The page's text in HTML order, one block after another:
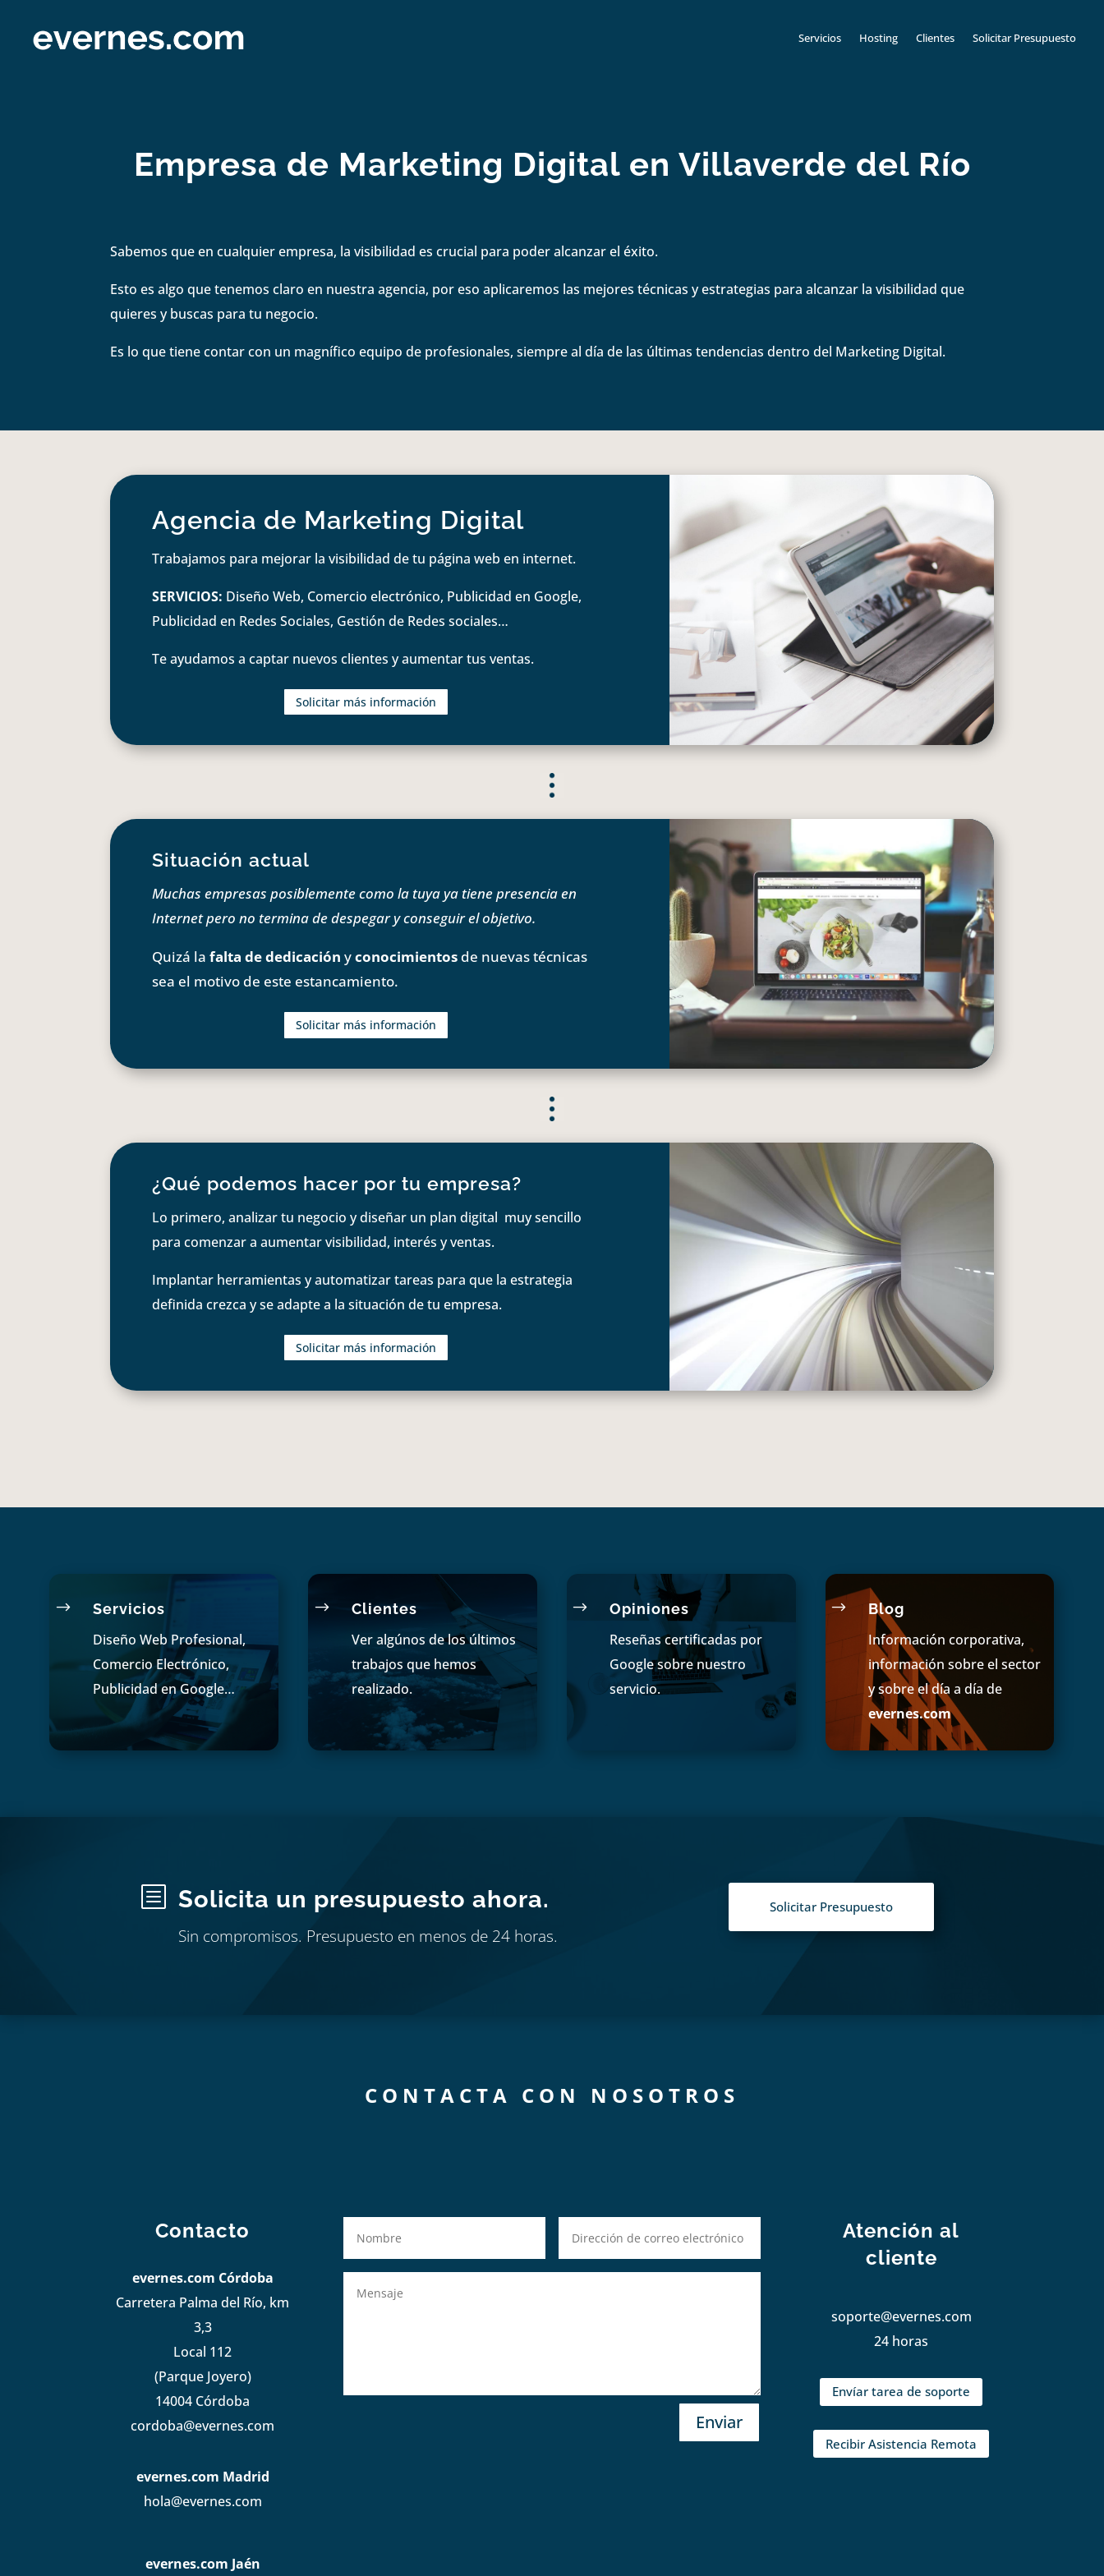
Servicios Hosting Clientes Solicitar Presupuesto
Empresa de Marketing Digital en Villaverde del Río
Sabemos que en cualquier empresa, la visibilidad es crucial para poder alcanzar el éxito.
Esto es algo que tenemos claro en nuestra agencia, por eso aplicaremos las mejores técnicas y estrategias para alcanzar la visibilidad que
quieres y buscas para tu negocio.
Es lo que tiene contar con un magnífico equipo de profesionales, siempre al día de las últimas tendencias dentro del Marketing Digital.
Agencia de Marketing Digital
Trabajamos para mejorar la visibilidad de tu página web en internet.
SERVICIOS: Diseño Web, Comercio electrónico, Publicidad en Google,
Publicidad en Redes Sociales, Gestión de Redes sociales…
Te ayudamos a captar nuevos clientes y aumentar tus ventas.
Solicitar más información
Situación actual
Muchas empresas posiblemente como la tuya ya tiene presencia en
Internet pero no termina de despegar y conseguir el objetivo.
Quizá lafalta de dedicación yconocimientos de nuevas técnicas
sea el motivo de este estancamiento.
Solicitar más información
¿Qué podemos hacer por tu empresa?
Lo primero, analizar tu negocio y diseñar un plan digital muy sencillo
para comenzar a aumentar visibilidad, interés y ventas.
Implantar herramientas y automatizar tareas para que la estrategia
definida crezca y se adapte a la situación de tu empresa.
Solicitar más información
$ Servicios
Diseño Web Profesional,
Comercio Electrónico,
Publicidad en Google…
$ Clientes
Ver algúnos de los últimos
trabajos que hemos
realizado.
$ Opiniones
Reseñas certificadas por
Google sobre nuestro
servicio.
$ Blog
Información corporativa,
información sobre el sector
y sobre el día a día de
evernes.com
b Solicita un presupuesto ahora.
Sin compromisos. Presupuesto en menos de 24 horas.
Solicitar Presupuesto
CONTACTA CON NOSOTROS
Contacto
evernes.com Córdoba
Carretera Palma del Río, km
3,3
Local 112
(Parque Joyero)
14004 Córdoba
cordoba@evernes.com
evernes.com Madrid
hola@evernes.com
evernes.com Jaén
Enviar
Atención al
cliente
soporte@evernes.com
24 horas
Envíar tarea de soporte
Recibir Asistencia Remota